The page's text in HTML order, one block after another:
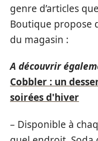
genre d’articles
Boutique propose
du magasin :
A découvrir
Cobbler : un
soirées d'hiver
– Disponible à